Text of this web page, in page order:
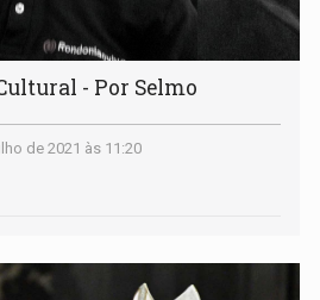
- Por Selmo
de 2021 às 11:20